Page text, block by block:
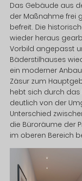
Das Gebäude aus
der Maßnahme frei
befreit. Die
wieder heraus
Vorbild angepasst
Bäderstilhauses
ein moderner
Zäsur zum
hebt sich durch
deutlich von der
Unterschied
die Büroräume der
im oberen Bereich